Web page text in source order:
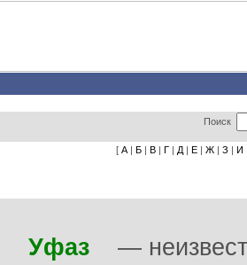
Поиск
[ А | Б | В | Г | Д | Е | Ж | З | И
Уфаз —